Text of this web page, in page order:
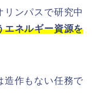
リンパスで研究中
エネルギー資源を
造作もない任務で